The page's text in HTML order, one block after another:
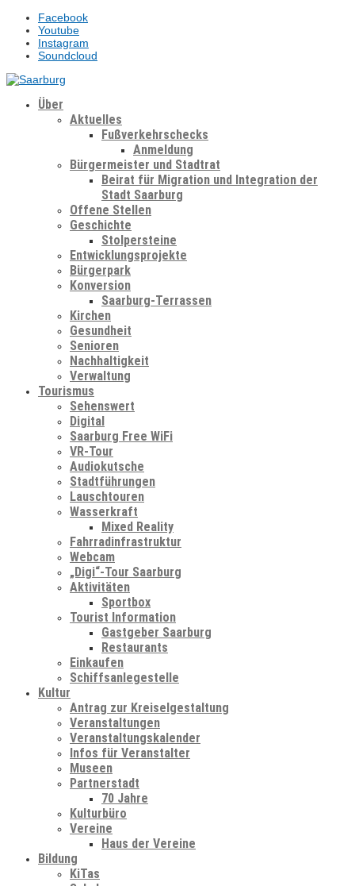
Facebook
Youtube
Instagram
Soundcloud
Über
Aktuelles
Fußverkehrschecks
Anmeldung
Bürgermeister und Stadtrat
Beirat für Migration und Integration der
Stadt Saarburg
Offene Stellen
Geschichte
Stolpersteine
Entwicklungsprojekte
Bürgerpark
Konversion
Saarburg-Terrassen
Kirchen
Gesundheit
Senioren
Nachhaltigkeit
Verwaltung
Tourismus
Sehenswert
Digital
Saarburg Free WiFi
VR-Tour
Audiokutsche
Stadtführungen
Lauschtouren
Wasserkraft
Mixed Reality
Fahrradinfrastruktur
Webcam
„Digi“-Tour Saarburg
Aktivitäten
Sportbox
Tourist Information
Gastgeber Saarburg
Restaurants
Einkaufen
Schiffsanlegestelle
Kultur
Antrag zur Kreiselgestaltung
Veranstaltungen
Veranstaltungskalender
Infos für Veranstalter
Museen
Partnerstadt
70 Jahre
Kulturbüro
Vereine
Haus der Vereine
Bildung
KiTas